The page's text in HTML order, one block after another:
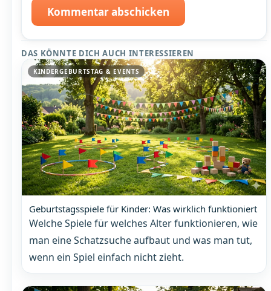
Kommentar abschicken
DAS KÖNNTE DICH AUCH INTERESSIEREN
KINDERGEBURTSTAG & EVENTS
Geburtstagsspiele für Kinder: Was wirklich funktioniert
Welche Spiele für welches Alter funktionieren, wie
man eine Schatzsuche aufbaut und was man tut,
wenn ein Spiel einfach nicht zieht.